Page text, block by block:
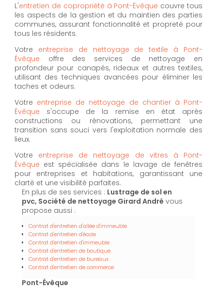
L'entretien de copropriété à Pont-Évêque couvre tous
les aspects de la gestion et du maintien des parties
communes, assurant fonctionnalité et propreté pour
tous les résidents.
Votre entreprise de nettoyage de textile à Pont-
Évêque offre des services de nettoyage en
profondeur pour canapés, rideaux et autres textiles,
utilisant des techniques avancées pour éliminer les
taches et odeurs.
Votre entreprise de nettoyage de chantier à Pont-
Évêque s'occupe de la remise en état après
constructions ou rénovations, permettant une
transition sans souci vers l'exploitation normale des
lieux.
Votre entreprise de nettoyage de vitres à Pont-
Évêque est spécialisée dans le lavage de fenêtres
pour entreprises et habitations, garantissant une
clarté et une visibilité parfaites.
En plus de ses services : Lustrage de sol en
pvc, Société de nettoyage Girard André vous
propose aussi :
Contrat d'entretien d'allée d'immeuble
Contrat d'entretien d'école
Contrat d'entretien d'immeuble
Contrat d'entretien de boutique
Contrat d'entretien de bureaux
Contrat d'entretien de commerce
Pont-Évêque